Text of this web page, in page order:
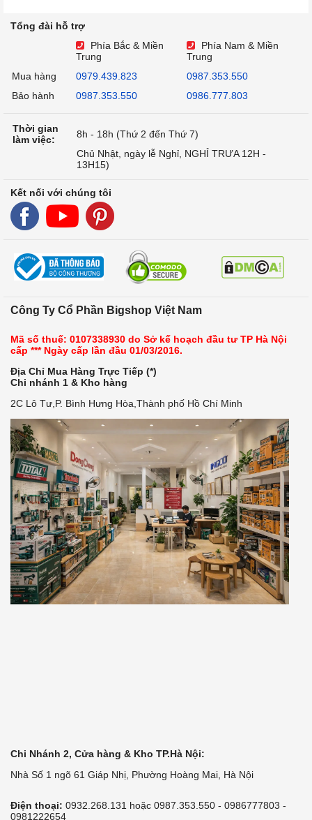
Tổng đài hỗ trợ
Phía Bắc & Miền
Trung
Phía Nam & Miền
Trung
Mua hàng
0979.439.823
0987.353.550
Bảo hành
0987.353.550 0986.777.803
Thời gian
làm việc:
8h - 18h (Thứ 2 đến Thứ 7)
Chủ Nhật, ngày lễ Nghỉ, NGHỈ TRƯA 12H -
13H15)
Kết nối với chúng tôi
Công Ty Cổ Phần Bigshop Việt Nam
Mã số thuế: 0107338930 do Sở kế hoạch đầu tư TP Hà Nội
cấp *** Ngày cấp lần đầu 01/03/2016.
Địa Chỉ Mua Hàng Trực Tiếp (*)
Chi nhánh 1 & Kho hàng
2C Lô Tư,P. Bình Hưng Hòa,Thành phố Hồ Chí Minh
Chi Nhánh 2, Cửa hàng & Kho TP.Hà Nội:
Nhà Số 1 ngõ 61 Giáp Nhị, Phường Hoàng Mai, Hà Nội
Điện thoại: 0932.268.131 hoặc 0987.353.550 - 0986777803 -
0981222654